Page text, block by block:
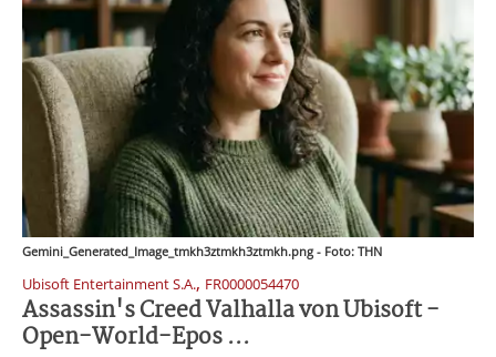
Gemini_Generated_Image_tmkh3ztmkh3ztmkh.png - Foto: THN
Ubisoft Entertainment S.A., FR0000054470
Assassin's Creed Valhalla von Ubisoft -
Open-World-Epos ...